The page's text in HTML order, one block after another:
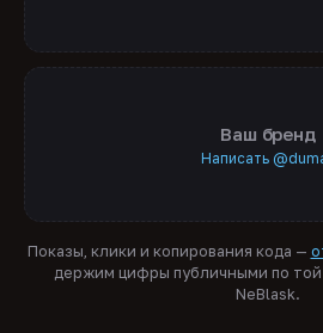
Ваш бренд
Написать
Показы, клики и копирования кода —
держим цифры публичными по той
NeBlask.